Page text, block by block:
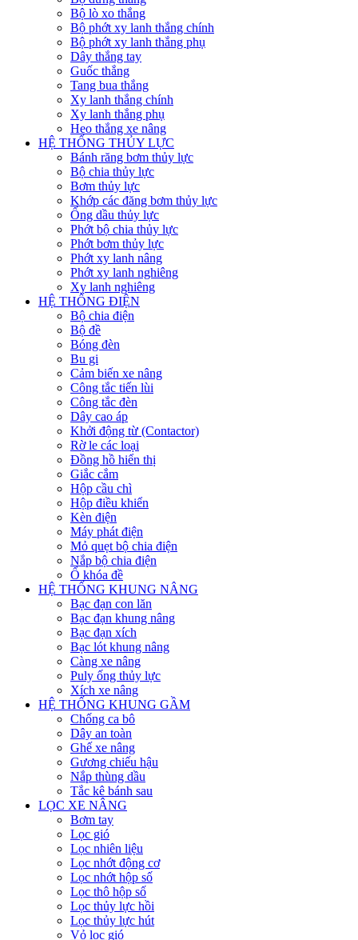
Bộ lò xo thắng
Bộ phớt xy lanh thắng chính
Bộ phớt xy lanh thắng phụ
Dây thắng tay
Guốc thắng
Tang bua thắng
Xy lanh thắng chính
Xy lanh thắng phụ
Heo thắng xe nâng
HỆ THỐNG THỦY LỰC
Bánh răng bơm thủy lực
Bộ chia thủy lực
Bơm thủy lực
Khớp các đăng bơm thủy lực
Ống dầu thủy lực
Phớt bộ chia thủy lực
Phớt bơm thủy lực
Phớt xy lanh nâng
Phớt xy lanh nghiêng
Xy lanh nghiêng
HỆ THỐNG ĐIỆN
Bộ chia điện
Bộ đề
Bóng đèn
Bu gi
Cảm biến xe nâng
Công tắc tiến lùi
Công tắc đèn
Dây cao áp
Khởi động từ (Contactor)
Rờ le các loại
Đồng hồ hiển thị
Giắc cắm
Hộp cầu chì
Hộp điều khiển
Kèn điện
Máy phát điện
Mỏ quẹt bộ chia điện
Nắp bộ chia điện
Ổ khóa đề
HỆ THỐNG KHUNG NÂNG
Bạc đạn con lăn
Bạc đạn khung nâng
Bạc đạn xích
Bạc lót khung nâng
Càng xe nâng
Puly ống thủy lực
Xích xe nâng
HỆ THỐNG KHUNG GẦM
Chống ca bô
Dây an toàn
Ghế xe nâng
Gương chiếu hậu
Nắp thùng dầu
Tắc kê bánh sau
LỌC XE NÂNG
Bơm tay
Lọc gió
Lọc nhiên liệu
Lọc nhớt động cơ
Lọc nhớt hộp số
Lọc thô hộp số
Lọc thủy lực hồi
Lọc thủy lực hút
Vỏ lọc gió